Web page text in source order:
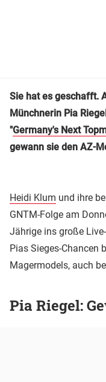
Sie hat es geschafft.
Münchnerin Pia
"Germany's Next
gewann sie den AZ-
Heidi Klum und ihre
GNTM-Folge am
Jährige ins große
Pias Sieges-Chancen
Magermodels, auch
Pia Riegel: